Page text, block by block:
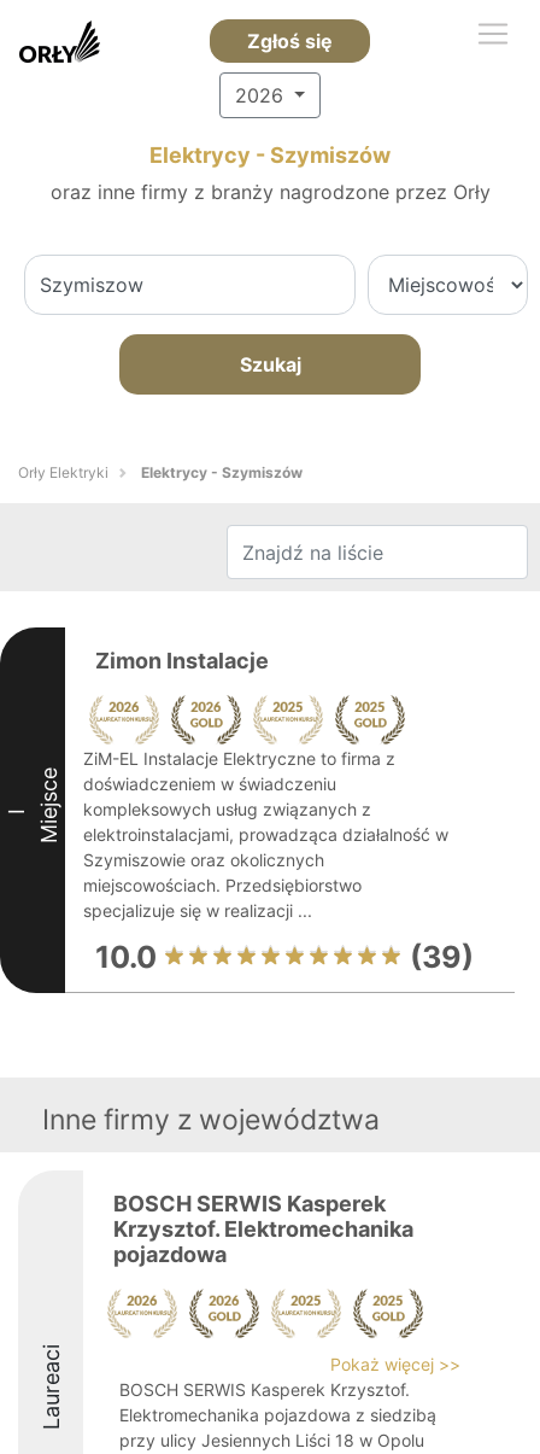
Zgłoś się
2026
Elektrycy - Szymiszów
oraz inne firmy z branży nagrodzone przez Orły
Szukaj
Orły Elektryki Elektrycy - Szymiszów
I Miejsce
Zimon Instalacje
ZiM-EL Instalacje Elektryczne to firma z
doświadczeniem w świadczeniu
kompleksowych usług związanych z
elektroinstalacjami, prowadząca działalność w
Szymiszowie oraz okolicznych
miejscowościach. Przedsiębiorstwo
specjalizuje się w realizacji ...
10.0 (39)
Inne firmy z województwa
Laureaci
BOSCH SERWIS Kasperek
Krzysztof. Elektromechanika
pojazdowa
Pokaż więcej >>
BOSCH SERWIS Kasperek Krzysztof.
Elektromechanika pojazdowa z siedzibą
przy ulicy Jesiennych Liści 18 w Opolu